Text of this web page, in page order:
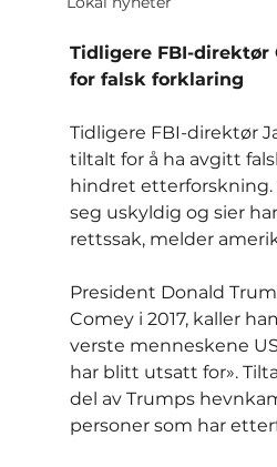
Tidligere FBI-
for falsk forklaring
Tidligere FBI-direktør
tiltalt for å ha avgitt
hindret
seg uskyldig og sier
rettssak, melder
President Donald
Comey i 2017, kaller
verste menneskene
har blitt utsatt for».
del av Trumps
personer som har